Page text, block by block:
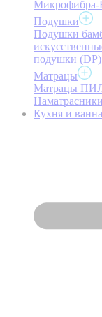
Микрофибра-
Подушки
Подушки
подушки (DP)
Матрацы
Матрацы
Наматрасники
Кухня и